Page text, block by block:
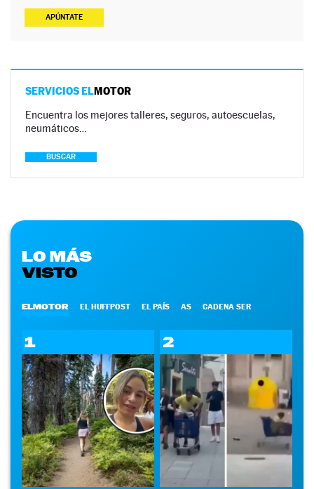
APÚNTATE
SERVICIOS ELMOTOR
Encuentra los mejores talleres, seguros, autoescuelas,
neumáticos…
BUSCAR
LO MÁS
VISTO
ELMOTOR EL HUFFPOST EL PAÍS AS CADENA SER
1 2